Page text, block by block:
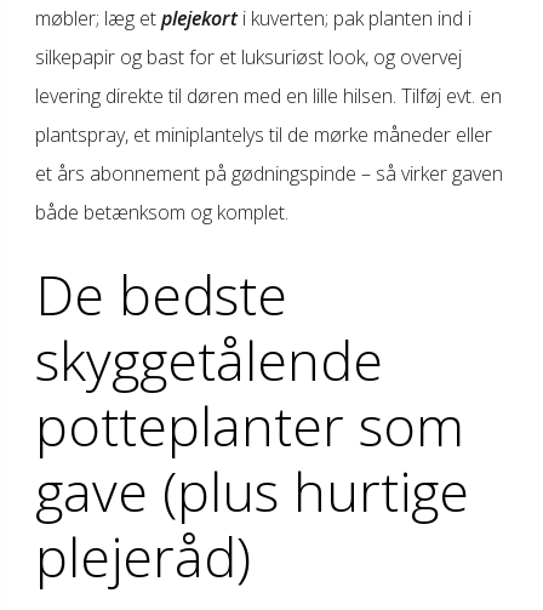
møbler; læg etplejekorti kuverten; pak planten ind i
silkepapir og bast for et luksuriøst look, og overvej
levering direkte til døren med en lille hilsen. Tilføj evt. en
plantspray, et miniplantelys til de mørke måneder eller
et års abonnement på gødningspinde – så virker gaven
både betænksom og komplet.
De bedste
skyggetålende
potteplanter som
gave (plus hurtige
plejeråd)